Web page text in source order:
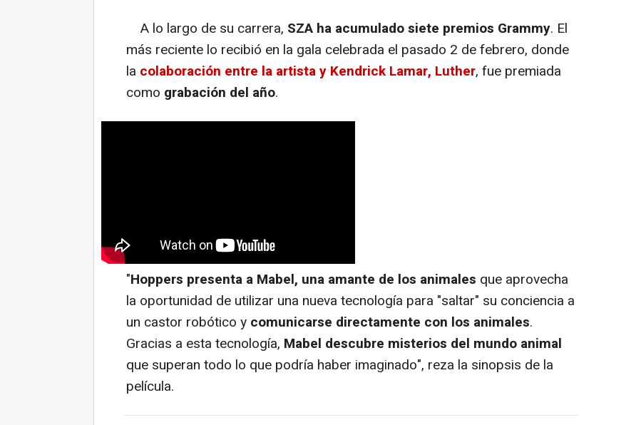
A lo largo de su carrera, SZA ha acumulado siete premios Grammy. El
más reciente lo recibió en la gala celebrada el pasado 2 de febrero, donde
la colaboración entre la artista y Kendrick Lamar, Luther, fue premiada
como grabación del año.
"Hoppers presenta a Mabel, una amante de los animales que aprovecha
la oportunidad de utilizar una nueva tecnología para "saltar" su conciencia a
un castor robótico y comunicarse directamente con los animales.
Gracias a esta tecnología, Mabel descubre misterios del mundo animal
que superan todo lo que podría haber imaginado", reza la sinopsis de la
película.